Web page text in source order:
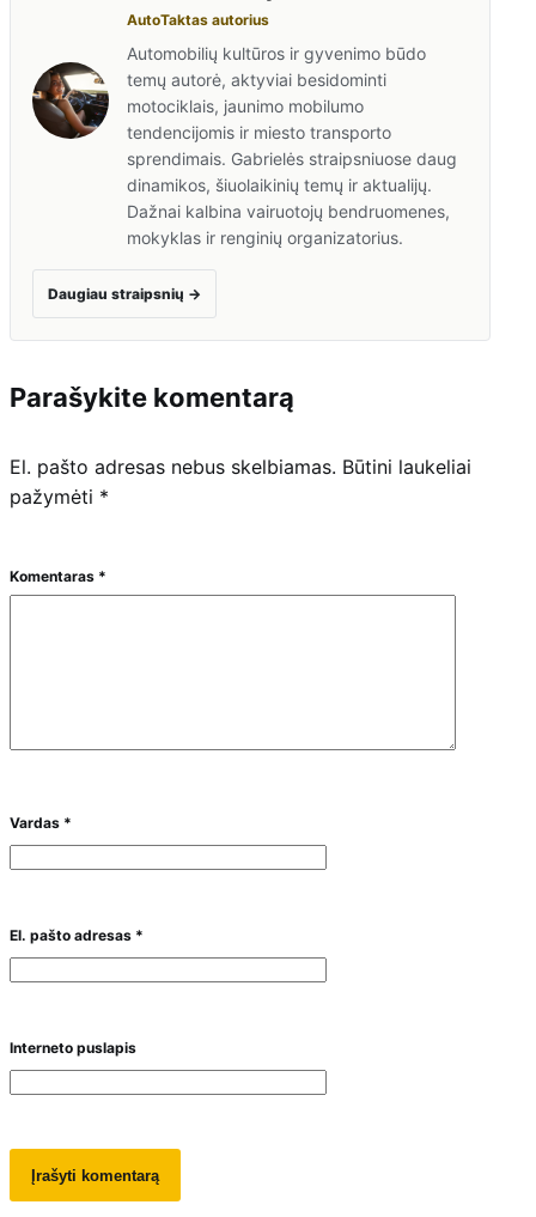
AutoTaktas autorius
Automobilių kultūros ir gyvenimo būdo
temų autorė, aktyviai besidominti
motociklais, jaunimo mobilumo
tendencijomis ir miesto transporto
sprendimais. Gabrielės straipsniuose daug
dinamikos, šiuolaikinių temų ir aktualijų.
Dažnai kalbina vairuotojų bendruomenes,
mokyklas ir renginių organizatorius.
Daugiau straipsnių →
Parašykite komentarą
El. pašto adresas nebus skelbiamas. Būtini laukeliai
pažymėti *
Komentaras *
Vardas *
El. pašto adresas *
Interneto puslapis